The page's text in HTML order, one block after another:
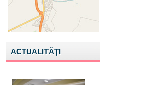
ACTUALITĂŢI